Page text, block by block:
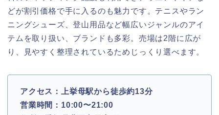
どが割引価格で手に入るのも魅力です。テニスやラン
ニングシューズ、登山用品など幅広いジャンルのアイ
テムを取り扱い、ブランドも多彩。売場は2階に広が
り、見やすく整理されているためじっくり選べます。
アクセス：上挙母駅から徒歩約13分
営業時間：10:00〜21:00